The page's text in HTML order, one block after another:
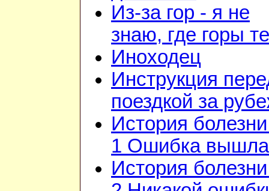
Из-за гор - я не
знаю, где горы те
Иноходец
Инструкция
поездкой за
История
1 Ошибка вышла
История